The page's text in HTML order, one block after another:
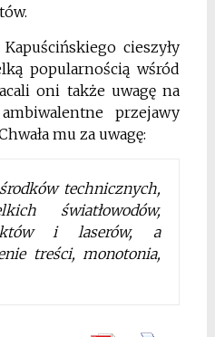
cieszyły
popularnością wśród
oni także uwagę na
przejawy
mu za uwagę:
technicznych,
światłowodów,
i laserów, a
treści, monotonia,